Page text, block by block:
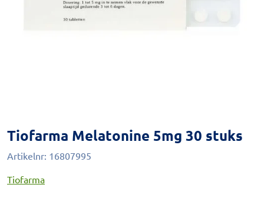
Tiofarma Melatonine 5mg 30 stuks
Artikelnr: 16807995
Tiofarma